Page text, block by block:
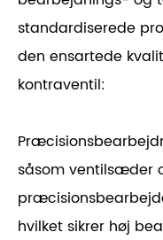
standardiserede
den ensartede
kontraventil:
såsom ventilsæder
hvilket sikrer høj